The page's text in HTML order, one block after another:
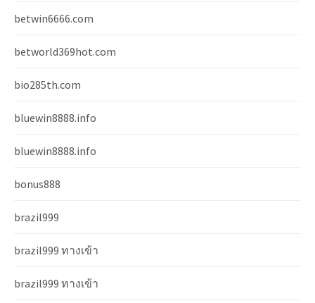
betwin6666.com
betworld369hot.com
bio285th.com
bluewin8888.info
bluewin8888.info
bonus888
brazil999
brazil999 ทางเข้า
brazil999 ทางเข้า